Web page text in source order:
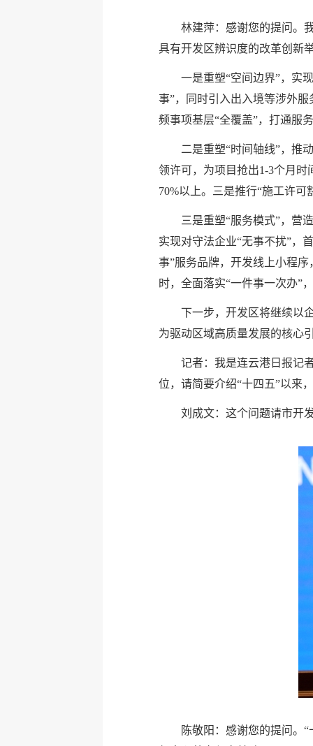
林建萍：感谢您的提问。
具有开发区辨识度的改革创新
一是重塑“空间边界”，实
事”，同时引入出入境等涉外
频事项基层“全覆盖”，打通服
二是重塑“时间轴线”，推
领许可，为项目抢出1-3个月时
70%以上。三是推行“施工许
三是重塑“服务模式”，营
实现对守法企业“无事不扰”，
事”服务品牌，开发线上小程
时，全面落实“一件事一次办”
下一步，开发区将继续以
为驱动区域高质量发展的核心
记者：我是连云港日报记
位，请简要介绍“十四五”以来
刘成文：这个问题请市开
陈敬阳：感谢您的提问。